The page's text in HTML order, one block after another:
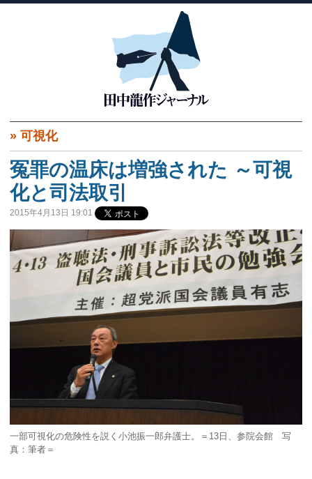
» 可視化
冤罪の温床は増強された ～可視
化と司法取引
2015年4月13日 19:01
一部可視化の危険性を説く小池振一郎弁護士。＝13日、参院会館 写
真：筆者＝